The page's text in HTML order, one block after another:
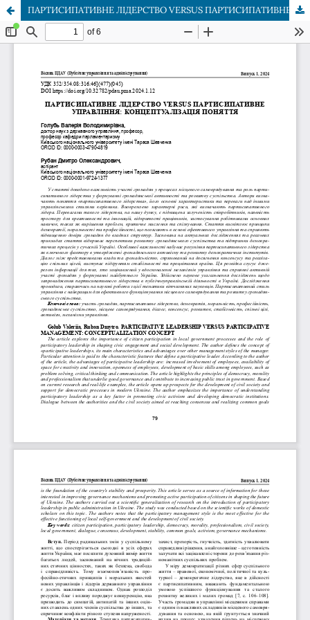
ПАРТИСИПАТИВНЕ ЛІДЕРСТВО VERSUS ПАРТИСИПАТИВНЕ УПРАВЛІННЯ: КОНЦЕПТУАЛІЗАЦІЯ ПОНЯТТЯ